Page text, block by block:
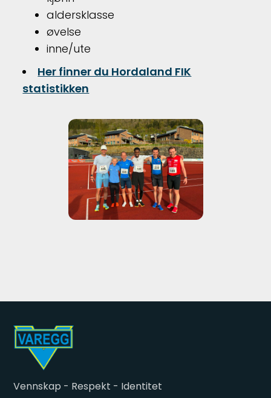
aldersklasse
øvelse
inne/ute
Her finner du Hordaland FIK
statistikken
Vennskap - Respekt - Identitet